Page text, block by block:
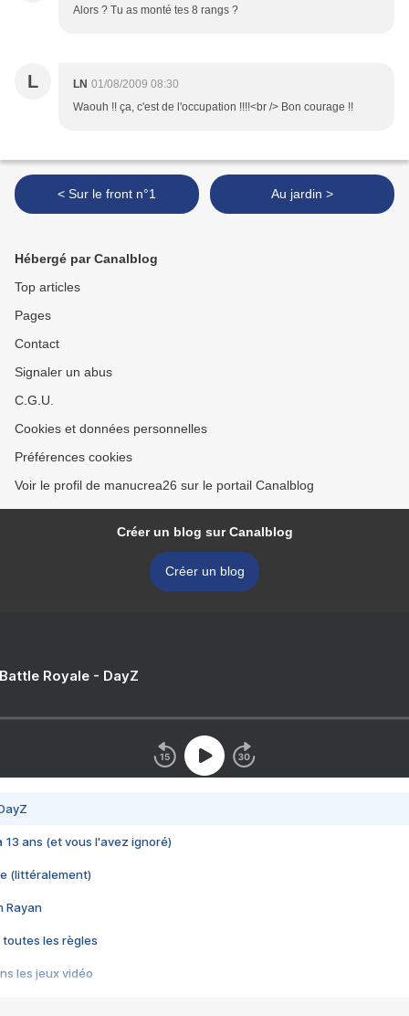
Alors ? Tu as monté tes 8 rangs ?
L LN 01/08/2009 08:30
Waouh !! ça, c'est de l'occupation !!!!<br /> Bon courage !!
< Sur le front n°1 Au jardin >
Hébergé par Canalblog
Top articles
Pages
Contact
Signaler un abus
C.G.U.
Cookies et données personnelles
Préférences cookies
Voir le profil de manucrea26 sur le portail Canalblog
Créer un blog sur Canalblog
Créer un blog
Royale - DayZ
13 ans (et vous l'avez ignoré)
(littéralement)
Rayan
toutes les règles
les jeux vidéo